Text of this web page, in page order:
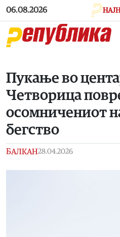
Skip to main content
06.08.2026
Пукање во
Четворица
осомничениот
бегство
БАЛКАН28.04.2026